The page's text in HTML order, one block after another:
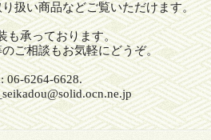
扱い商品などご覧いただけます。
も承っております。
ご相談もお気軽にどうぞ。
06-6264-6628.